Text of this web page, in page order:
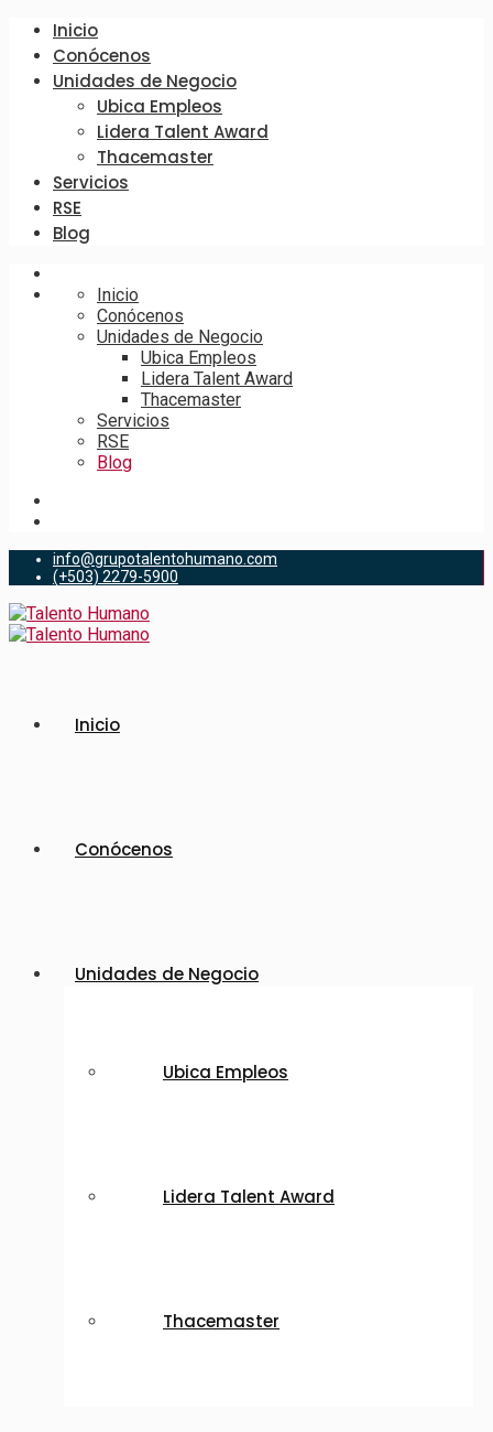
Inicio
Conócenos
Unidades de Negocio
Ubica Empleos
Lidera Talent Award
Thacemaster
Servicios
RSE
Blog
Inicio
Conócenos
Unidades de Negocio
Ubica Empleos
Lidera Talent Award
Thacemaster
Servicios
RSE
Blog
info@grupotalentohumano.com
(+503) 2279-5900
Inicio
Conócenos
Unidades de Negocio
Ubica Empleos
Lidera Talent Award
Thacemaster